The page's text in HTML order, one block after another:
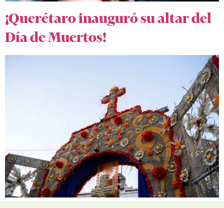
¡Querétaro inauguró su altar del
Día de Muertos!